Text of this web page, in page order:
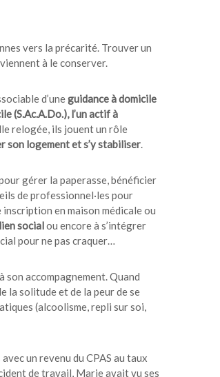
vers la précarité. Trouver un
à le conserver.
d’uneguidance à domicile
(S.Ac.A.Do.), l’un actif à
relogée, ils jouent un rôle
son logement et s’y stabiliser.
gérer la paperasse, bénéficier
de professionnel·les pour
en maison médicale ou
socialou encore à s’intégrer
pour ne pas craquer…
accompagnement. Quand
la solitude et de la peur de se
(alcoolisme, repli sur soi,
un revenu du CPAS au taux
de travail, Marie avait vu ses